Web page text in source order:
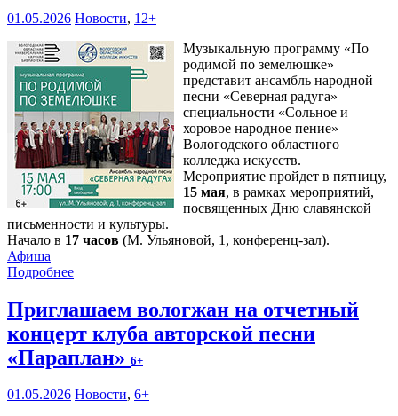
01.05.2026 Новости, 12+
Музыкальную программу «По
родимой по земелюшке»
представит ансамбль народной
песни «Северная радуга»
специальности «Сольное и
хоровое народное пение»
Вологодского областного
колледжа искусств.
Мероприятие пройдет в пятницу,
15 мая, в рамках мероприятий,
посвященных Дню славянской
письменности и культуры.
Начало в 17 часов (М. Ульяновой, 1, конференц-зал).
Афиша
Подробнее
Приглашаем вологжан на отчетный
концерт клуба авторской песни
«Параплан» 6+
01.05.2026 Новости, 6+